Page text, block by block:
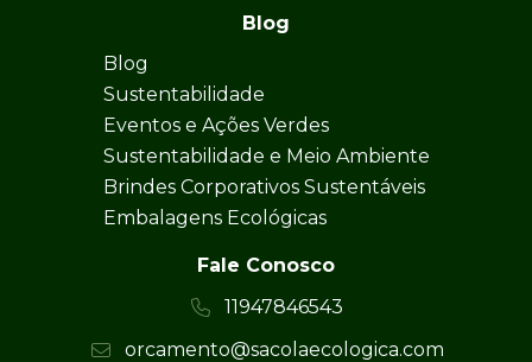
Blog
Blog
Sustentabilidade
Eventos e Ações Verdes
Sustentabilidade e Meio Ambiente
Brindes Corporativos Sustentáveis
Embalagens Ecológicas
Fale Conosco
11947846543
orcamento@sacolaecologica.com